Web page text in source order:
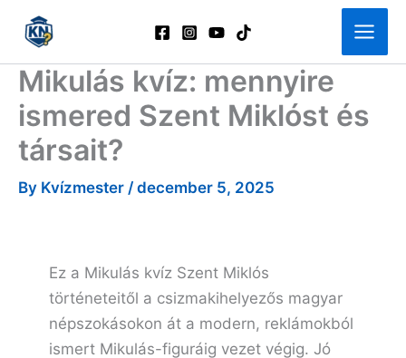
content
Mikulás kvíz: mennyire
ismered Szent Miklóst és
társait?
By Kvízmester / december 5, 2025
Ez a Mikulás kvíz Szent Miklós
történeteitől a csizmakihelyezős magyar
népszokásokon át a modern, reklámokból
ismert Mikulás-figuráig vezet végig. Jó